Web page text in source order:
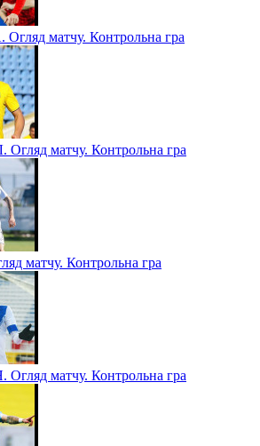
матчу. Контрольна гра
матчу. Контрольна гра
матчу. Контрольна гра
матчу. Контрольна гра